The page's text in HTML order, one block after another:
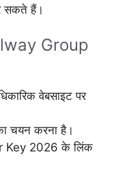
सकते हैं।
Group
वेबसाइट पर
चयन करना है।
Key 2026 के लिंक